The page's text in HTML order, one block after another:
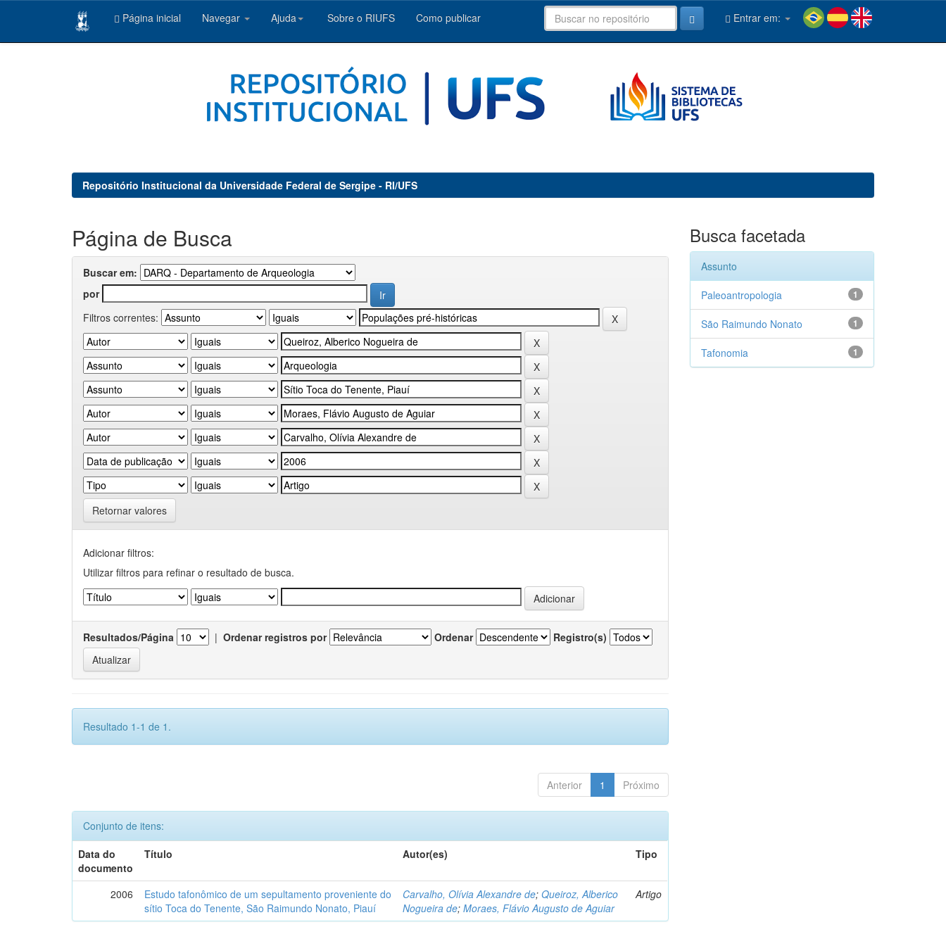
Página inicial Navegar Ajuda Sobre o RIUFS Como publicar Entrar em:
Repositório Institucional da Universidade Federal de Sergipe - RI/UFS
Página de Busca
Buscar em:
por
Filtros correntes:
Retornar valores
Adicionar filtros:
Utilizar filtros para refinar o resultado de busca.
Resultados/Página | Ordenar registros por Ordenar Registro(s)
Resultado 1-1 de 1.
Anterior 1 Próximo
Conjunto de itens:
Data do
documento
Título Autor(es) Tipo
2006
Estudo tafonômico de um sepultamento proveniente do
sítio Toca do Tenente, São Raimundo Nonato, Piauí
Carvalho, Olívia Alexandre de;Queiroz, Alberico
Nogueira de;Moraes, Flávio Augusto de Aguiar
Artigo
Busca facetada
Assunto
1
Paleoantropologia
1
São Raimundo Nonato
1
Tafonomia